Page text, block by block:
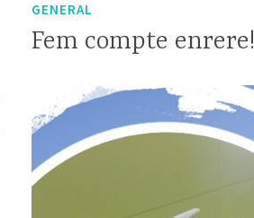
GENERAL
Fem compte enrere!